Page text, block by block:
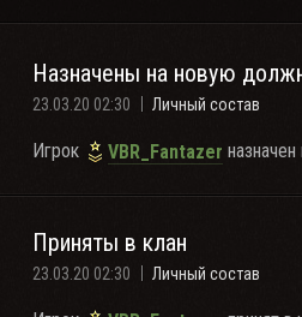
Назначены на новую
23.03.20 02:30 Личный состав
Игрок VBR_Fantazer
Приняты в клан
23.03.20 02:30 Личный состав